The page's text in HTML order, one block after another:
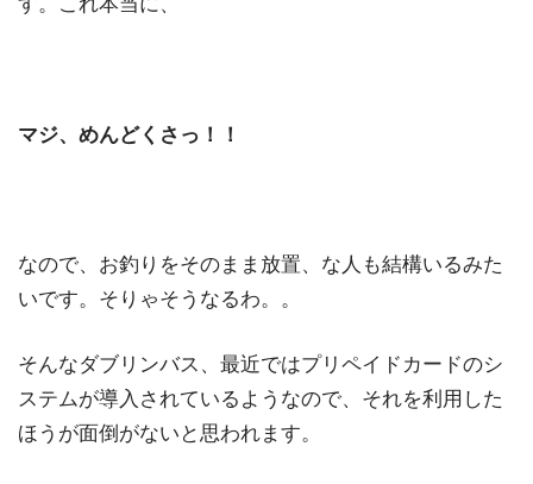
マジ、めんどくさっ！！
なので、お釣りをそのまま放置、な人も結構いるみた
いです。そりゃそうなるわ。。
そんなダブリンバス、最近ではプリペイドカードのシ
ステムが導入されているようなので、それを利用した
ほうが面倒がないと思われます。